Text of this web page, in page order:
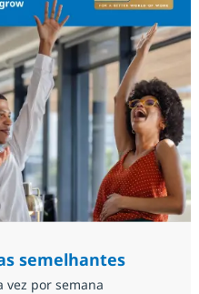
semelhantes
vez por semana